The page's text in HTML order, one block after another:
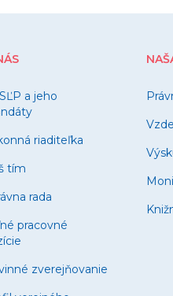
a jeho
riaditeľka
tím
rada
pracovné
zverejňovanie